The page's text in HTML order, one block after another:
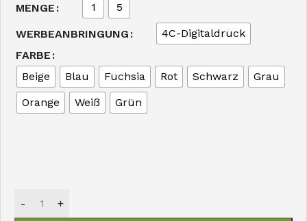
MENGE 1 5
WERBEANBRINGUNG
4C-Digitaldruck
FARBE
Beige
Blau Fuchsia Rot Schwarz
Grau
Orange
Weiß Grün